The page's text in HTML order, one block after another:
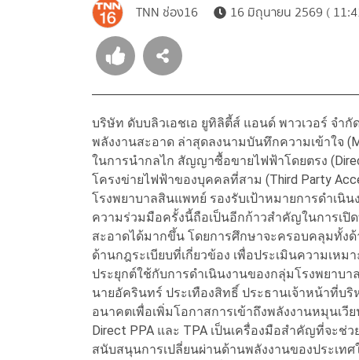
TNN ช่อง16 16 มิถุนายน 2569 (
บริษัท ดับบลิวเอชเอ ยูทิลิตี้ส์ แอนด์ พาวเวอร์ จำ
พลังงานสะอาด ล่าสุดลงนามบันทึกความเข้าใจ
ในการนำกลไก สัญญาซื้อขายไฟฟ้าโดยตรง
โครงข่ายไฟฟ้าของบุคคลที่สาม (Third Party
โรงพยาบาลสินแพทย์ รองรับเป้าหมายการดำเนิ
ความร่วมมือครั้งนี้ถือเป็นอีกก้าวสำคัญในการเปิ
สะอาดได้มากขึ้น โดยการศึกษาจะครอบคลุมทั้ง
ด้านกฎระเบียบที่เกี่ยวข้อง เพื่อประเมินความเห
ประยุกต์ใช้กับการดำเนินงานของกลุ่มโรงพยาบ
นายอัครินทร์ ประเทืองสิทธิ์ ประธานเจ้าหน้าที่บ
อนาคตเพื่อเพิ่มโอกาสการเข้าถึงพลังงานหมุนเ
Direct PPA และ TPA เป็นเครื่องมือสำคัญที่จะ
สนับสนุนการเปลี่ยนผ่านด้านพลังงานของประเทศ